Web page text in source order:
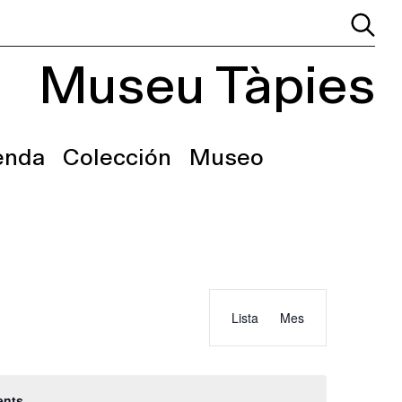
Museu Tàpies
Colección Museo
Views
Navigation
Lista Mes